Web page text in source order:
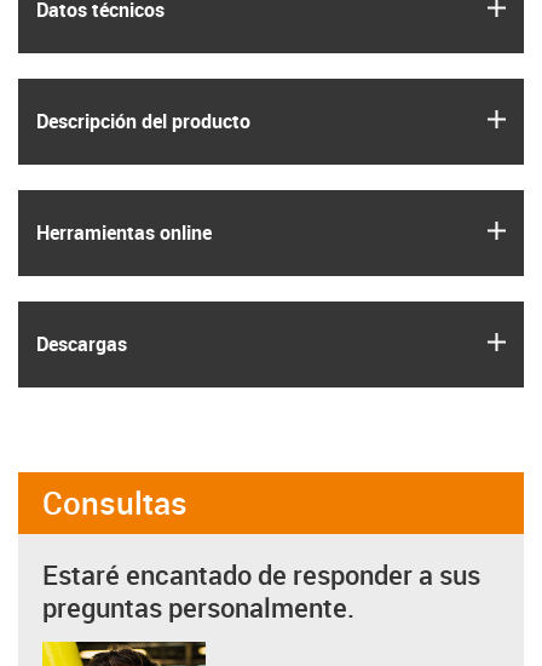
Datos técnicos
Descripción del producto
Herramientas online
Descargas
Consultas
Estaré encantado de responder a sus
preguntas personalmente.